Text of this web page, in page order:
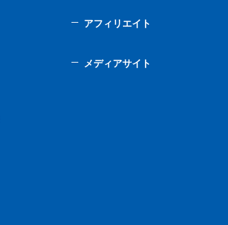
アフィリエイト
メディアサイト